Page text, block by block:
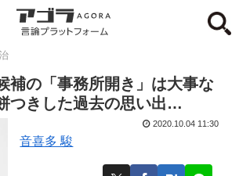
補の「事務所開き」は大事な
つきした過去の思い出…
音喜多 駿
2020.10.04 11:30